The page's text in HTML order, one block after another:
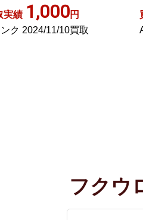
実績 700円
ランク 2024/07/18買取
フクウ